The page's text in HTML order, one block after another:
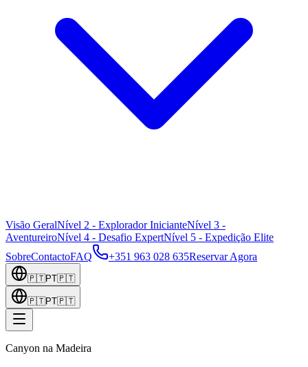
Visão GeralNível 2 - Explorador InicianteNível 3 -
AventureiroNível 4 - Desafio ExpertNível 5 - Expedição Elite
SobreContactoFAQ +351 963 028 635Reservar Agora
🇵🇹PT🇵🇹
🇵🇹PT🇵🇹
Canyon na Madeira